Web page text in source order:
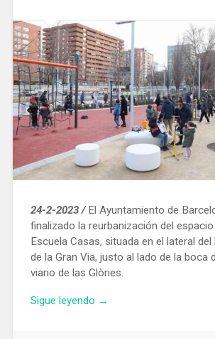
24-2-2023 /El Ayuntamiento de
finalizado la reurbanización del
Escuela Casas, situada en el lateral
de la Gran Via, justo al lado de la boca
viario de las Glòries.
Sigue leyendo «El
→